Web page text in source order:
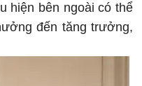
hiện bên ngoài có thể
đến tăng trưởng,